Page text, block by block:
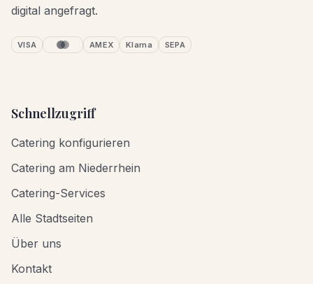
digital angefragt.
VISA AMEX Klarna SEPA
Schnellzugriff
Catering konfigurieren
Catering am Niederrhein
Catering-Services
Alle Stadtseiten
Über uns
Kontakt